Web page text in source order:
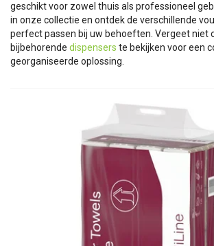
geschikt voor zowel thuis als professioneel
in onze collectie en ontdek de verschillende
perfect passen bij uw behoeften. Vergeet niet
bijbehorende dispensers te bekijken voor een
georganiseerde oplossing.